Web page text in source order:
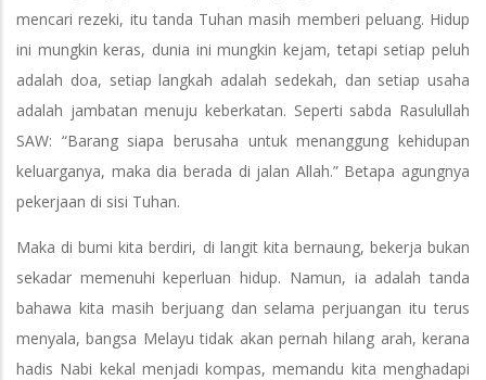
mencari rezeki, itu tanda Tuhan masih memberi peluang. Hidup
ini mungkin keras, dunia ini mungkin kejam, tetapi setiap peluh
adalah doa, setiap langkah adalah sedekah, dan setiap usaha
adalah jambatan menuju keberkatan. Seperti sabda Rasulullah
SAW: “Barang siapa berusaha untuk menanggung kehidupan
keluarganya, maka dia berada di jalan Allah.” Betapa agungnya
pekerjaan di sisi Tuhan.
Maka di bumi kita berdiri, di langit kita bernaung, bekerja bukan
sekadar memenuhi keperluan hidup. Namun, ia adalah tanda
bahawa kita masih berjuang dan selama perjuangan itu terus
menyala, bangsa Melayu tidak akan pernah hilang arah, kerana
hadis Nabi kekal menjadi kompas, memandu kita menghadapi